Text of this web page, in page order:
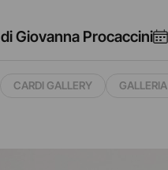
di Giovanna Procaccini
CARDI GALLERY GALLERIA